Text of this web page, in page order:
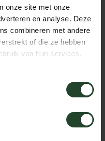
onze site met onze
en analyse. Deze
combineren met andere
of die ze hebben
van hun services.